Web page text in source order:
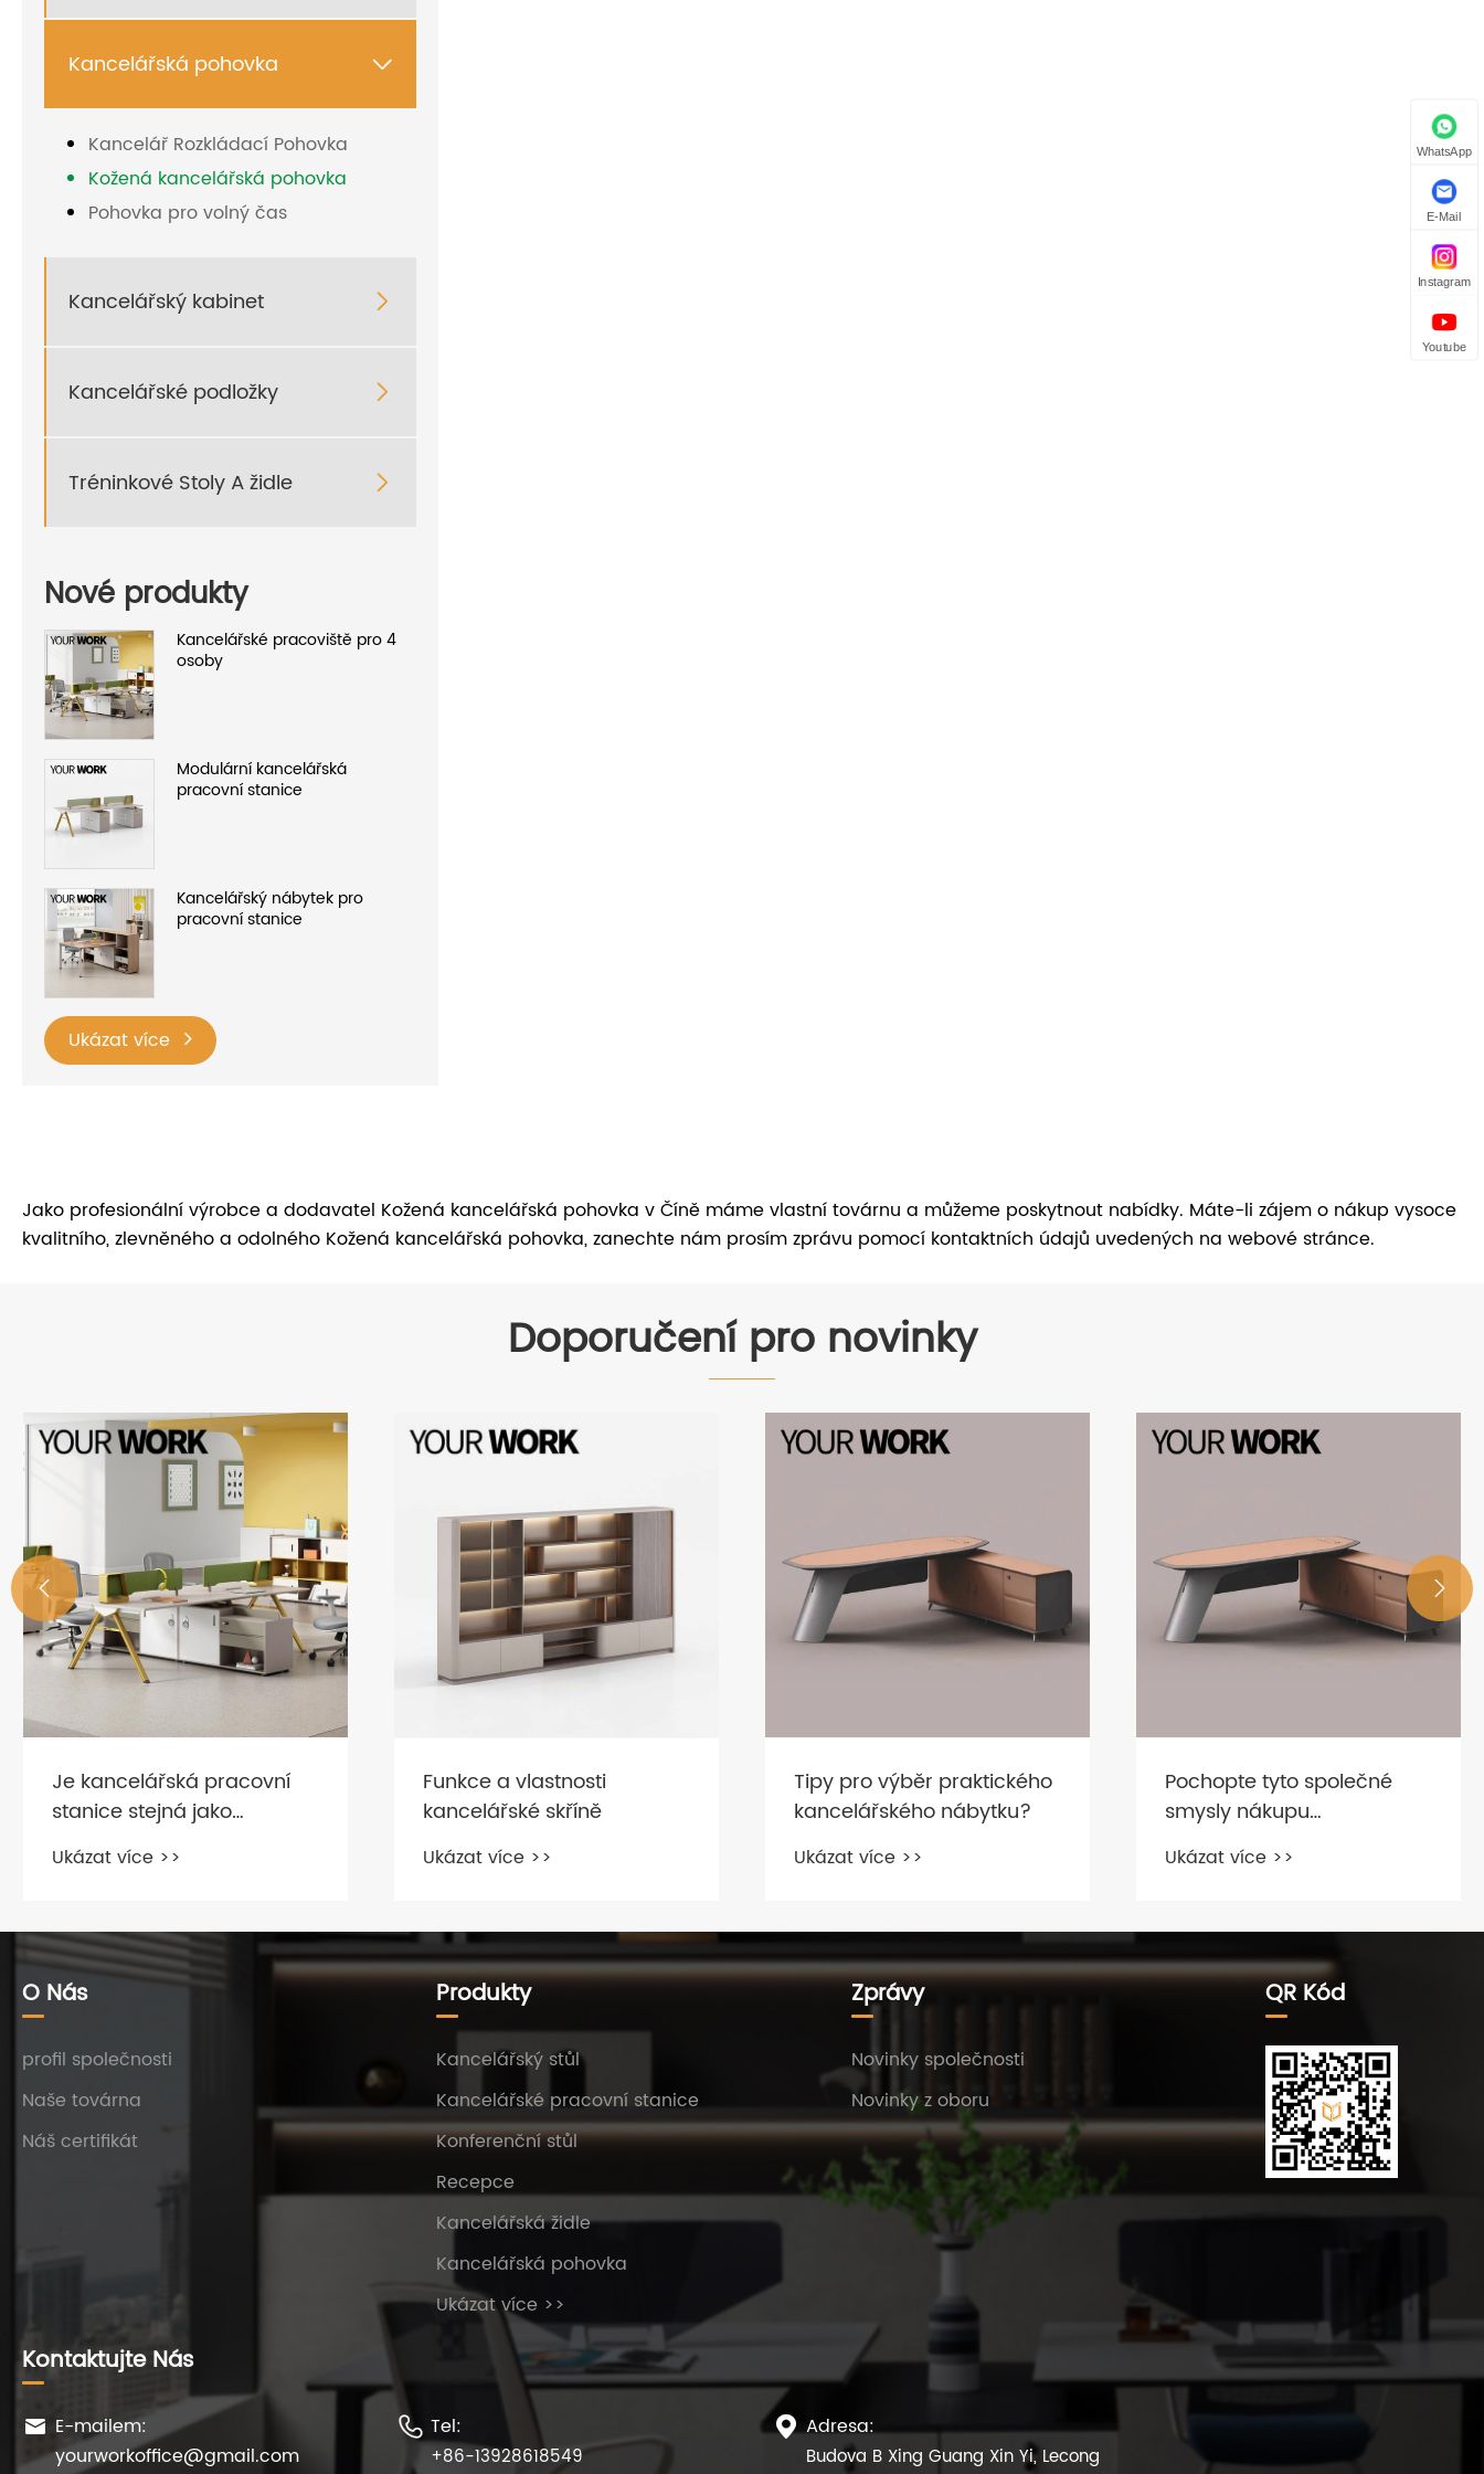
Kancelářská pohovka 
Kancelář Rozkládací Pohovka
Kožená kancelářská pohovka
Pohovka pro volný čas
Kancelářský kabinet 
Kancelářské podložky 
Tréninkové Stoly A židle 
Nové produkty
Kancelářské pracoviště pro 4
osoby
Modulární kancelářská
pracovní stanice
Kancelářský nábytek pro
pracovní stanice
Ukázat více
Jako profesionální výrobce a dodavatel Kožená kancelářská pohovka v Číně máme vlastní továrnu a můžeme poskytnout nabídky. Máte-li zájem o nákup vysoce
kvalitního, zlevněného a odolného Kožená kancelářská pohovka, zanechte nám prosím zprávu pomocí kontaktních údajů uvedených na webové stránce.
Doporučení pro novinky
Funkce a vlastnosti
kancelářské skříně
Ukázat více >>
Tipy pro výběr praktického
kancelářského nábytku?
Ukázat více >>
Pochopte tyto společné
smysly nákupu
kancelářského nábytku,
abyste se vyhnuli
Ukázat více >>
K čemu slouží Office Pod?
Ukázat více >>
 
O Nás
profil společnosti
Naše továrna
Náš certifikát
Produkty
Kancelářský stůl
Kancelářské pracovní stanice
Konferenční stůl
Recepce
Kancelářská židle
Kancelářská pohovka
Ukázat více >>
Zprávy
Novinky společnosti
Novinky z oboru
QR Kód
Kontaktujte Nás
 E-mailem:
yourworkoffice@gmail.com
 Tel:
+86-13928618549
 Adresa:
Budova B Xing Guang Xin Yi, Lecong
WhatsApp
E-Mail
Instagram
Youtube